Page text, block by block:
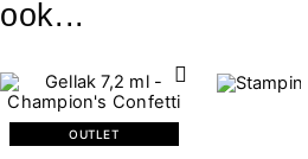
ook...
OUTLET